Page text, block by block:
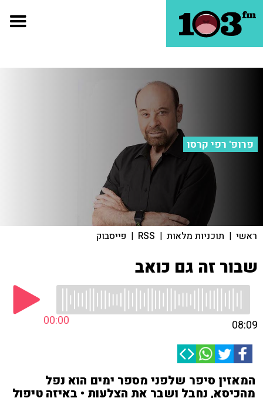
פרופ' רפי קרסו
ראשי | תוכניות מלאות |
RSS
| פייסבוק
שבור זה גם כואב
00:00 08:09
המאזין סיפר שלפני מספר ימים הוא נפל
מהכיסא, נחבל ושבר את הצלעות • באיזה טיפול